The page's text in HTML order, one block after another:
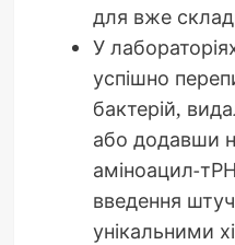
для вже
У
успішно
бактерій,
або додавши
аміноацил-
введення
унікальними